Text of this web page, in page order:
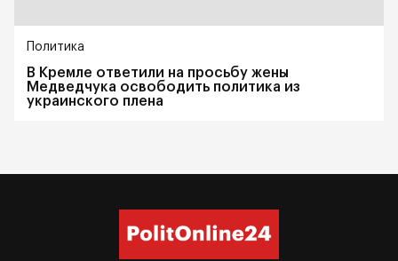
Политика
В Кремле ответили на просьбу жены
Медведчука освободить политика из
украинского плена